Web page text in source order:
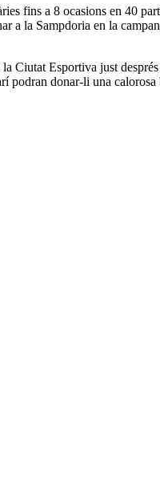
fins a 8 ocasions en 40
la Sampdoria en la
Ciutat Esportiva just
podran donar-li una